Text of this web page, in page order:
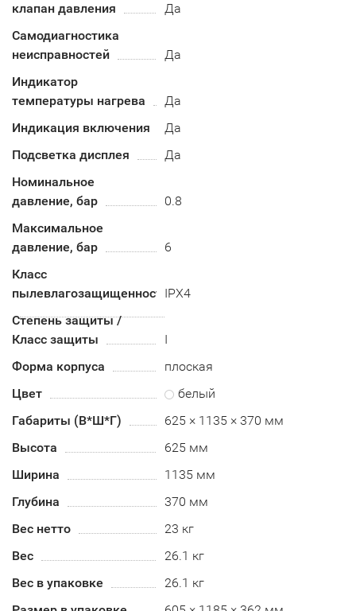
клапан давления
Да
Самодиагностика
неисправностей
Да
Индикатор
температуры нагрева
Да
Индикация включения
Да
Подсветка дисплея
Да
Номинальное
давление, бар
0.8
Максимальное
давление, бар
6
Класс
пылевлагозащищенностиIPX4
Степень защиты /
Класс защиты
I
Форма корпуса
плоская
Цвет
белый
Габариты (В*Ш*Г)
625 × 1135 × 370 мм
Высота
625 мм
Ширина
1135 мм
Глубина
370 мм
Вес нетто
23 кг
Вес
26.1 кг
Вес в упаковке
26.1 кг